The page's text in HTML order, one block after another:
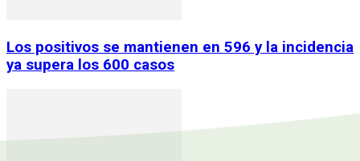
Los positivos se mantienen en 596 y la incidencia
ya supera los 600 casos